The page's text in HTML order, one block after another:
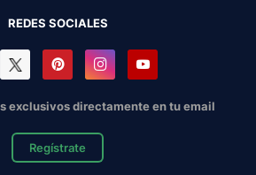
REDES SOCIALES
exclusivos directamente en tu email
Regístrate